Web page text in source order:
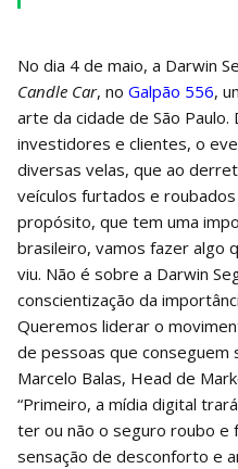
No dia 4 de maio, a Darwin
Candle Car, no Galpão 556,
arte da cidade de São
investidores e clientes, o
diversas velas, que ao
veículos furtados e
propósito, que tem uma
brasileiro, vamos fazer algo
viu. Não é sobre a Darwin
conscientização da
Queremos liderar o
de pessoas que conseguem
Marcelo Balas, Head de
“Primeiro, a mídia digital
ter ou não o seguro roubo e
sensação de desconforto e